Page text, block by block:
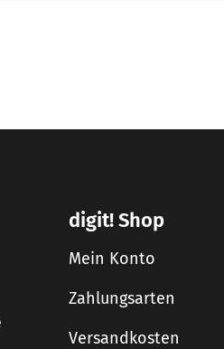
digit! Shop
Mein Konto
Zahlungsarten
Versandkosten